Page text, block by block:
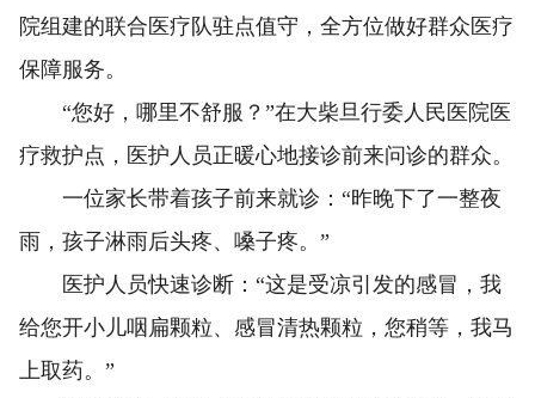
院组建的联合医疗队驻点值守，全方位做好群众医疗
保障服务。
“您好，哪里不舒服？”在大柴旦行委人民医院医
疗救护点，医护人员正暖心地接诊前来问诊的群众。
一位家长带着孩子前来就诊：“昨晚下了一整夜
雨，孩子淋雨后头疼、嗓子疼。”
医护人员快速诊断：“这是受凉引发的感冒，我
给您开小儿咽扁颗粒、感冒清热颗粒，您稍等，我马
上取药。”